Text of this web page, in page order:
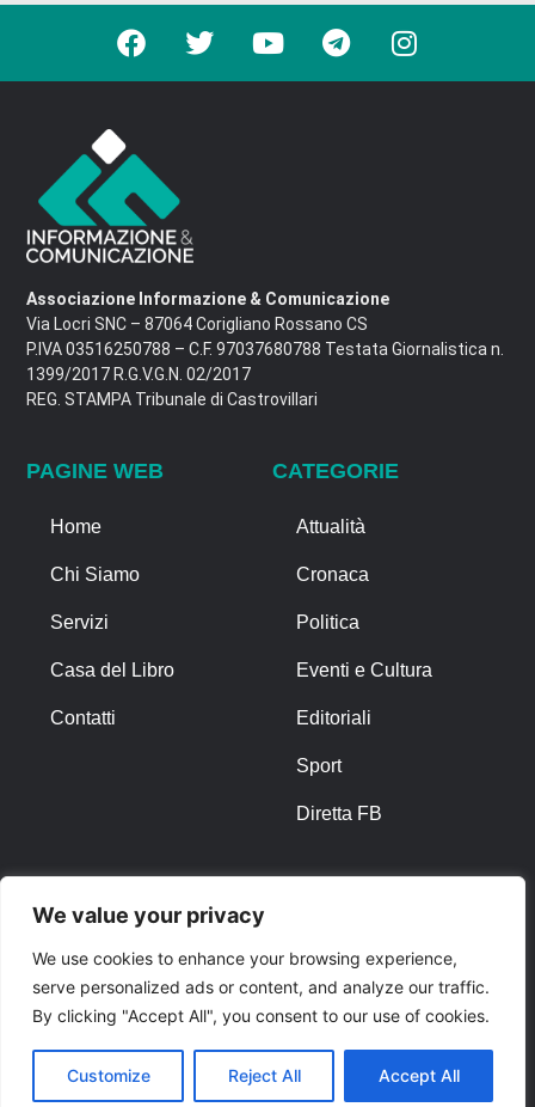
We value your privacy
We use cookies to enhance your browsing experience,
serve personalized ads or content, and analyze our traffic.
By clicking "Accept All", you consent to our use of cookies.
Customize Reject All Accept All
Associazione Informazione & Comunicazione
Via Locri SNC – 87064 Corigliano Rossano CS
P.IVA 03516250788 – C.F. 97037680788 Testata Giornalistica n.
1399/2017 R.G.V.G.N. 02/2017
REG. STAMPA Tribunale di Castrovillari
PAGINE WEB
Home
Chi Siamo
Servizi
Casa del Libro
Contatti
CATEGORIE
Attualità
Cronaca
Politica
Eventi e Cultura
Editoriali
Sport
Diretta FB
Privacy Policy